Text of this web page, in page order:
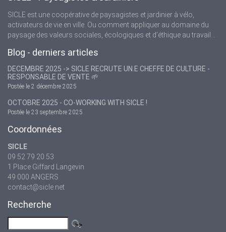
SICLE est une coopérative de paysagistes et jardinier à vélo,
activateurs de vie en ville. Ou comment appliquer au domaine du
paysage des valeurs sociales, écologiques et d’éthique au travail...
Blog - derniers articles
DECEMBRE 2025 -> SICLE RECRUTE UN.E CHEF.FE DE CULTURE -
RESPONSABLE DE VENTE 🌱
Postée le 2 décembre 2025
OCTOBRE 2025 - CO-WORKING WITH SICLE !
Postée le 23 septembre 2025
Coordonnées
SICLE
09 52 79 20 53
1 Place Giffard Langevin
49 000 ANGERS
contact@sicle.net
Recherche